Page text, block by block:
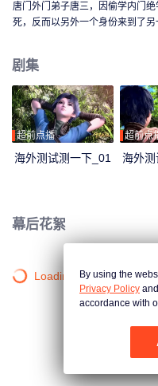
唐门外门弟子唐三，因偷学内门
死，反而以另外一个身份来到了
有器物，武魂可以辅助人们的日
来修炼并进行战斗，这个职业，
师”。 小小的唐三在圣魂村开始了
想。当唐门暗器来到斗罗大陆，
铸唐门的辉煌？
剧集
超前点播
海外测试测一下_01
超前点
海外
幕后花絮
Loading…By using the
Privacy Policy
accordance with